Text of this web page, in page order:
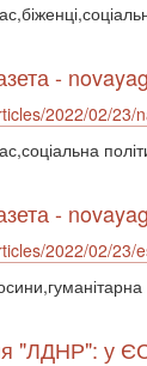
-
2022/02/23/
-
2022/02/23/
"ЛДНР": у